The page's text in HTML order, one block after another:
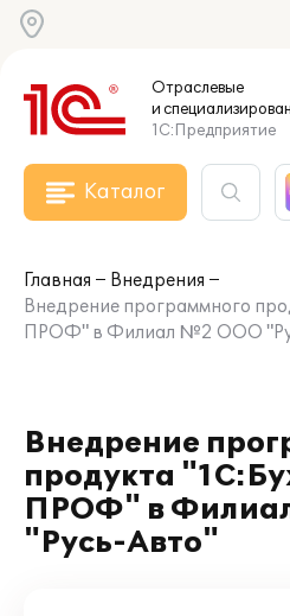
Отраслевые
и
1С:Предприятие
Каталог
Главная
Внедрения
Внедрение программного
ПРОФ" в Филиал №2 ООО
Внедрение
продукта
ПРОФ" в
"Русь-Авто"